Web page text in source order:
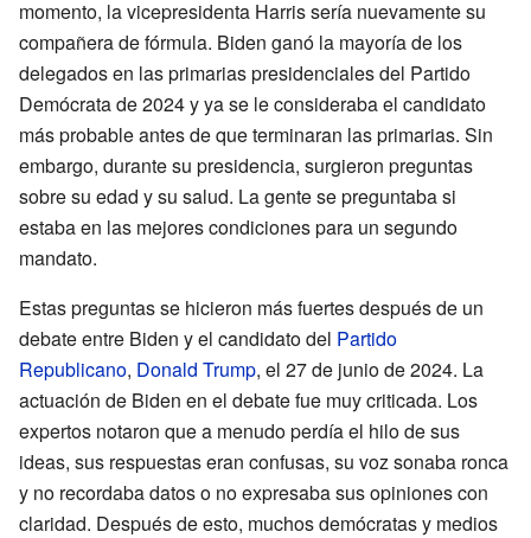
momento, la vicepresidenta Harris sería nuevamente su
compañera de fórmula. Biden ganó la mayoría de los
delegados en las primarias presidenciales del Partido
Demócrata de 2024 y ya se le consideraba el candidato
más probable antes de que terminaran las primarias. Sin
embargo, durante su presidencia, surgieron preguntas
sobre su edad y su salud. La gente se preguntaba si
estaba en las mejores condiciones para un segundo
mandato.
Estas preguntas se hicieron más fuertes después de un
debate entre Biden y el candidato del Partido
Republicano, Donald Trump, el 27 de junio de 2024. La
actuación de Biden en el debate fue muy criticada. Los
expertos notaron que a menudo perdía el hilo de sus
ideas, sus respuestas eran confusas, su voz sonaba ronca
y no recordaba datos o no expresaba sus opiniones con
claridad. Después de esto, muchos demócratas y medios